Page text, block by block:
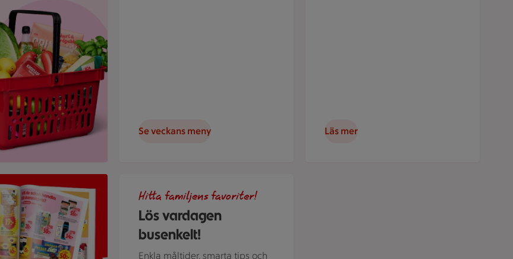
Se veckans meny Läs mer
Lös vardagen
busenkelt!
Hitta familjens favoriter!
Enkla måltider, smarta tips och